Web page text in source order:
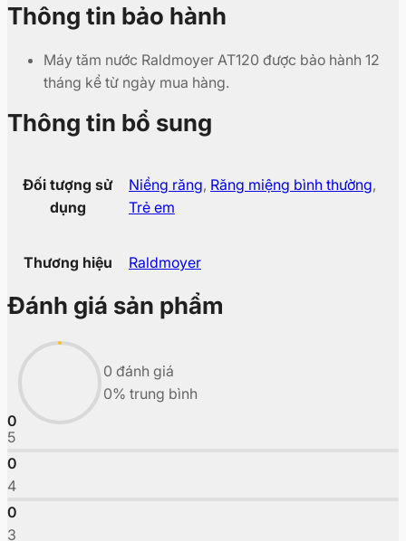
Thông tin bảo hành
Máy tăm nước Raldmoyer AT120 được bảo hành 12
tháng kể từ ngày mua hàng.
Thông tin bổ sung
Đối tượng sử
dụng
Niềng răng, Răng miệng bình thường,
Trẻ em
Thương hiệu Raldmoyer
Đánh giá sản phẩm
0
0 đánh giá
0% trung bình
5
0
4
0
3